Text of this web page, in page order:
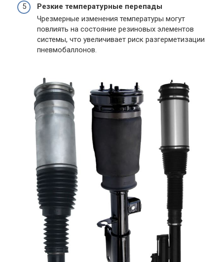
Резкие температурные перепады
Чрезмерные изменения температуры могут
повлиять на состояние резиновых элементов
системы, что увеличивает риск разгерметизации
пневмобаллонов.